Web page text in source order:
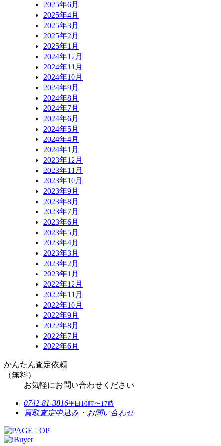
2025年6月
2025年4月
2025年3月
2025年2月
2025年1月
2024年12月
2024年11月
2024年10月
2024年9月
2024年8月
2024年7月
2024年6月
2024年5月
2024年4月
2024年1月
2023年12月
2023年11月
2023年10月
2023年9月
2023年8月
2023年7月
2023年6月
2023年5月
2023年4月
2023年3月
2023年2月
2023年1月
2022年12月
2022年11月
2022年10月
2022年9月
2022年8月
2022年7月
2022年6月
かんたん査定依頼
（無料）
お気軽にお問い合わせください
0742-81-3816平日10時〜17時
買取査定申込み・お問い合わせ